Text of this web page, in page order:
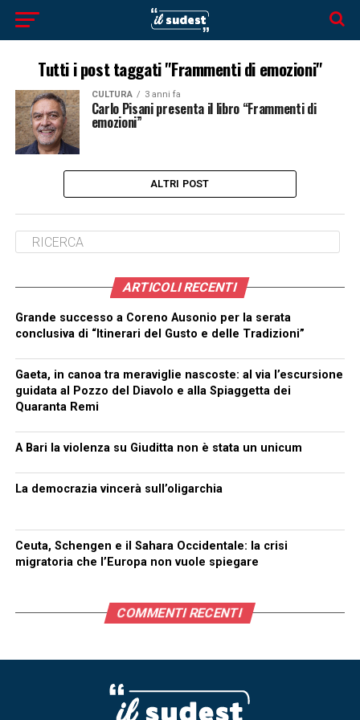
Tutti i post taggati "Frammenti di emozioni"
CULTURA 3 anni fa
Carlo Pisani presenta il libro “Frammenti di
emozioni”
ALTRI POST
ARTICOLI RECENTI
Grande successo a Coreno Ausonio per la serata
conclusiva di “Itinerari del Gusto e delle Tradizioni”
Gaeta, in canoa tra meraviglie nascoste: al via l’escursione
guidata al Pozzo del Diavolo e alla Spiaggetta dei
Quaranta Remi
A Bari la violenza su Giuditta non è stata un unicum
La democrazia vincerà sull’oligarchia
Ceuta, Schengen e il Sahara Occidentale: la crisi
migratoria che l’Europa non vuole spiegare
COMMENTI RECENTI